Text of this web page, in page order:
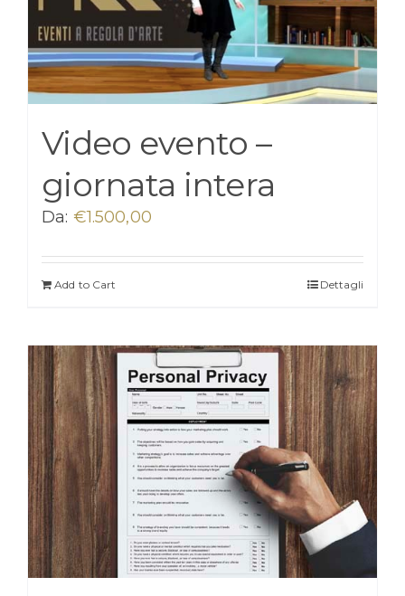
Video evento –
giornata intera
Da: €1.500,00
Add to Cart Dettagli